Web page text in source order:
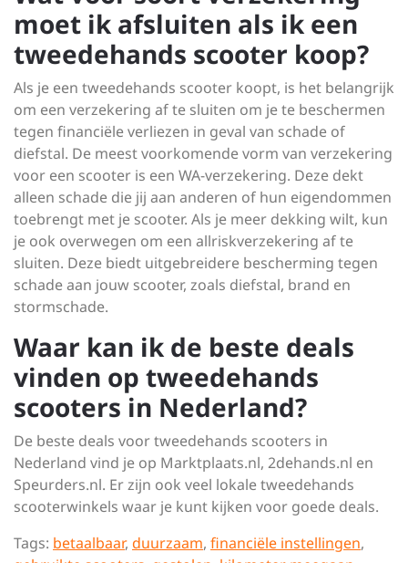
moet ik afsluiten als ik een
tweedehands scooter koop?
Als je een tweedehands scooter koopt, is het belangrijk
om een verzekering af te sluiten om je te beschermen
tegen financiële verliezen in geval van schade of
diefstal. De meest voorkomende vorm van verzekering
voor een scooter is een WA-verzekering. Deze dekt
alleen schade die jij aan anderen of hun eigendommen
toebrengt met je scooter. Als je meer dekking wilt, kun
je ook overwegen om een allriskverzekering af te
sluiten. Deze biedt uitgebreidere bescherming tegen
schade aan jouw scooter, zoals diefstal, brand en
stormschade.
Waar kan ik de beste deals
vinden op tweedehands
scooters in Nederland?
De beste deals voor tweedehands scooters in
Nederland vind je op Marktplaats.nl, 2dehands.nl en
Speurders.nl. Er zijn ook veel lokale tweedehands
scooterwinkels waar je kunt kijken voor goede deals.
Tags: betaalbaar, duurzaam, financiële instellingen,